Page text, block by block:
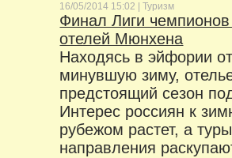
16/05/2014 15:02 |Туризм
Финал Лиги
отелей Мюнхена
Находясь в эйфории
минувшую зиму,
предстоящий сезон
Интерес россиян к
рубежом растет, а
направления